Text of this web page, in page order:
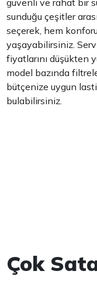
güvenli ve rahat bir
sunduğu çeşitler
seçerek, hem
yaşayabilirsiniz.
fiyatlarını düşükten
model bazında
bütçenize uygun
bulabilirsiniz.
Çok